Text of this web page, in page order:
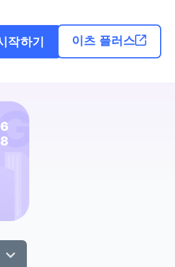
작하기
이츠 플러스